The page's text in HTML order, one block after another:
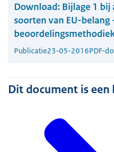
Download: Bijlage 1 bij
soorten van EU-belang
Publicatie23-05-2016PDF-
Dit document is een